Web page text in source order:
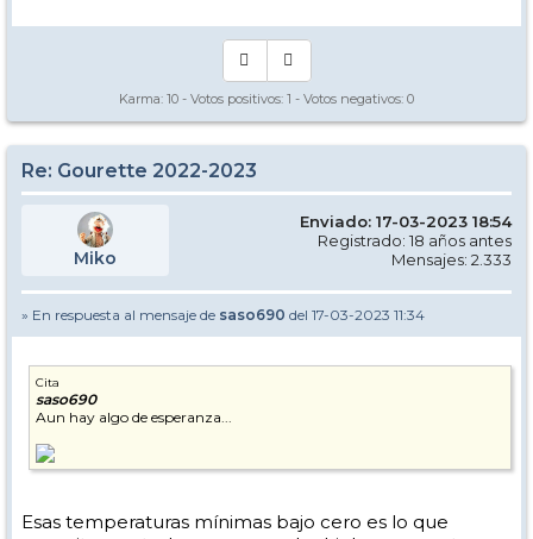
Karma: 10 - Votos positivos: 1 - Votos negativos: 0
Re: Gourette 2022-2023
Miko
Enviado: 17-03-2023 18:54
Registrado: 18 años antes
Mensajes: 2.333
» En respuesta al mensaje de saso690 del 17-03-2023 11:34
Cita
saso690
Aun hay algo de esperanza...
Esas temperaturas mínimas bajo cero es lo que